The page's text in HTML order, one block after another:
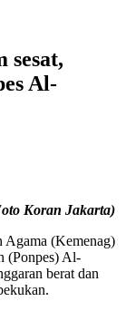
sesat,
Al-
Koran Jakarta)
Agama (Kemenag)
(Ponpes) Al-
berat dan